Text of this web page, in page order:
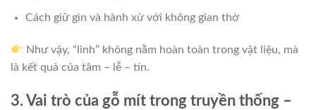
Cách giữ gìn và hành xử với không gian thờ
Như vậy, “linh” không nằm hoàn toàn trong vật liệu, mà
là kết quả của tâm – lễ – tín.
3. Vai trò của gỗ mít trong truyền thống –